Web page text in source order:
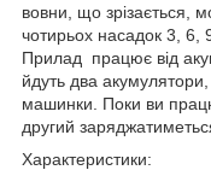
вовни, що зрізається,
чотирьох насадок 3, 6,
Прилад працює від
йдуть два
машинки. Поки ви
другий
Характеристики: